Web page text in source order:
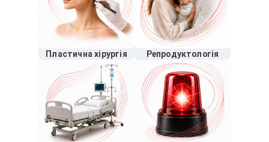
Пластична хірургія Репродуктологія